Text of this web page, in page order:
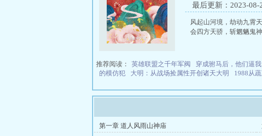
最后更新：2023-08-
风起山河境，劫动九霄
会四方天骄，斩魍魉鬼
推荐阅读： 英雄联盟之千年军阀 穿成驸马后，他们逼
的模仿犯
大明：从战场捡属性开创诸天大明 1988从
第一章 道人风雨山神庙